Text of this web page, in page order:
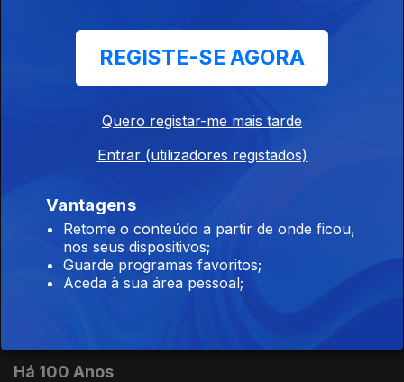
Comercial', ouvindo a música de Maurice Ravel.
13 mai. 2026
A inauguração da estátua do marquês de Pombal, ouvindo a
Há 100 Anos
Ep. 90
12 mai. 2026
Os mineiros de Inglaterra e uma notícia da Alemanha ouvindo a
Há 100 Anos
REGISTE-SE AGORA
Quero registar-me mais tarde
Entrar (utilizadores registados)
Vantagens
Retome o conteúdo a partir de onde ficou,
nos seus dispositivos;
Guarde programas favoritos;
Aceda à sua área pessoal;